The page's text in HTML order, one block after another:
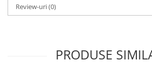
Review-uri(0)
PRODUSE